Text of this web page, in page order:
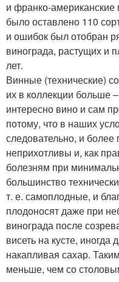
и франко-американские
было оставлено 110
и ошибок был отобран
винограда, растущих и
лет.
Винные (технические)
их в коллекции больше
интересно вино и сам
потому, что в наших
следовательно, и
неприхотливы и, как
болезням при
большинство
т. е. самоплодные, и
плодоносят даже при
винограда после
висеть на кусте, иногда
накапливая сахар.
меньше, чем со